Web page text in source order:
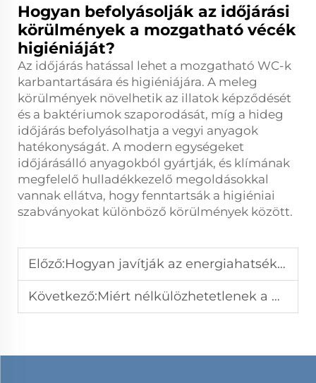
Hogyan befolyásolják az időjárási
körülmények a mozgatható vécék
higiéniáját?
Az időjárás hatással lehet a mozgatható WC-k
karbantartására és higiéniájára. A meleg
körülmények növelhetik az illatok képződését
és a baktériumok szaporodását, míg a hideg
időjárás befolyásolhatja a vegyi anyagok
hatékonyságát. A modern egységeket
időjárásálló anyagokból gyártják, és klímának
megfelelő hulladékkezelő megoldásokkal
vannak ellátva, hogy fenntartsák a higiéniai
szabványokat különböző körülmények között.
Előző:Hogyan javítják az energiahatsékonyságot a PU szendvicspanelek?
Következő:Miért nélkülözhetetlenek a mozgatható WC-k a szabadtéri eseményeken?